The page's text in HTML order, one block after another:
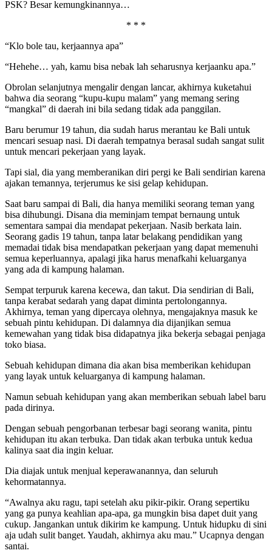
PSK? Besar kemungkinannya…
* * *
“Klo bole tau, kerjaannya apa”
“Hehehe… yah, kamu bisa nebak lah seharusnya kerjaanku apa.”
Obrolan selanjutnya mengalir dengan lancar, akhirnya kuketahui
bahwa dia seorang “kupu-kupu malam” yang memang sering
“mangkal” di daerah ini bila sedang tidak ada panggilan.
Baru berumur 19 tahun, dia sudah harus merantau ke Bali untuk
mencari sesuap nasi. Di daerah tempatnya berasal sudah sangat sulit
untuk mencari pekerjaan yang layak.
Tapi sial, dia yang memberanikan diri pergi ke Bali sendirian karena
ajakan temannya, terjerumus ke sisi gelap kehidupan.
Saat baru sampai di Bali, dia hanya memiliki seorang teman yang
bisa dihubungi. Disana dia meminjam tempat bernaung untuk
sementara sampai dia mendapat pekerjaan. Nasib berkata lain.
Seorang gadis 19 tahun, tanpa latar belakang pendidikan yang
memadai tidak bisa mendapatkan pekerjaan yang dapat memenuhi
semua keperluannya, apalagi jika harus menafkahi keluarganya
yang ada di kampung halaman.
Sempat terpuruk karena kecewa, dan takut. Dia sendirian di Bali,
tanpa kerabat sedarah yang dapat diminta pertolongannya.
Akhirnya, teman yang dipercaya olehnya, mengajaknya masuk ke
sebuah pintu kehidupan. Di dalamnya dia dijanjikan semua
kemewahan yang tidak bisa didapatnya jika bekerja sebagai penjaga
toko biasa.
Sebuah kehidupan dimana dia akan bisa memberikan kehidupan
yang layak untuk keluarganya di kampung halaman.
Namun sebuah kehidupan yang akan memberikan sebuah label baru
pada dirinya.
Dengan sebuah pengorbanan terbesar bagi seorang wanita, pintu
kehidupan itu akan terbuka. Dan tidak akan terbuka untuk kedua
kalinya saat dia ingin keluar.
Dia diajak untuk menjual keperawanannya, dan seluruh
kehormatannya.
“Awalnya aku ragu, tapi setelah aku pikir-pikir. Orang sepertiku
yang ga punya keahlian apa-apa, ga mungkin bisa dapet duit yang
cukup. Jangankan untuk dikirim ke kampung. Untuk hidupku di sini
aja udah sulit banget. Yaudah, akhirnya aku mau.” Ucapnya dengan
santai.